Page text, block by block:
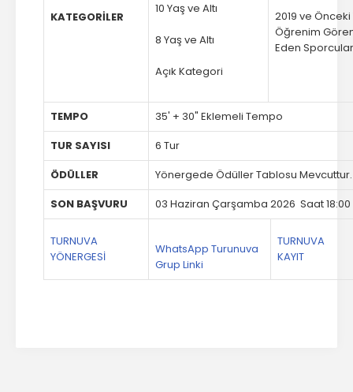
KATEGORİLER
10 Yaş ve Altı
8 Yaş ve Altı
Açık Kategori
2019 ve
Öğrenim
Eden Sporcular
TEMPO
35' + 30" Eklemeli Tempo
TUR SAYISI
6 Tur
ÖDÜLLER
Yönergede Ödüller Tablosu
SON BAŞVURU
03 Haziran Çarşamba 2026 Saat 18:00
TURNUVA
YÖNERGESİ
WhatsApp Turunuva
Grup Linki
TURNUVA
KAYIT